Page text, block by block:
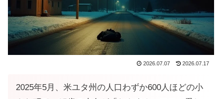
2026.07.07 2026.07.17
2025年5月、米ユタ州の人口わずか600人ほどの小